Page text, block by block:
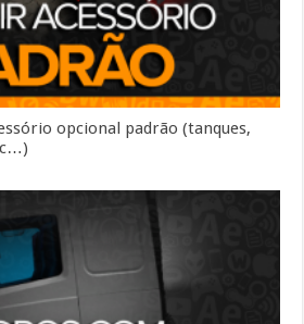
opcional padrão (tanques,